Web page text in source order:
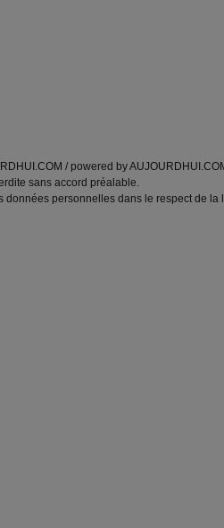
/ powered by
sans accord préalable.
données personnelles dans le respect de